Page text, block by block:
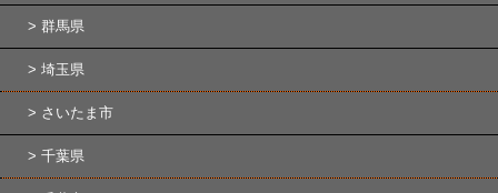
群馬県
埼玉県
さいたま市
千葉県